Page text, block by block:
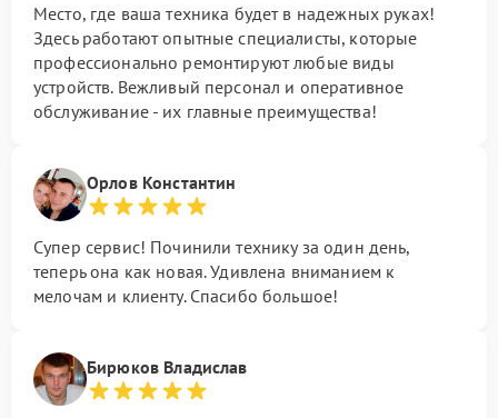
Место, где ваша техника будет в надежных руках!
Здесь работают опытные специалисты, которые
профессионально ремонтируют любые виды
устройств. Вежливый персонал и оперативное
обслуживание - их главные преимущества!
Орлов Константин
Супер сервис! Починили технику за один день,
теперь она как новая. Удивлена вниманием к
мелочам и клиенту. Спасибо большое!
Бирюков Владислав